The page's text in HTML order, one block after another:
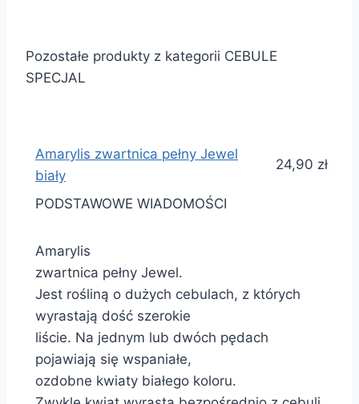
Pozostałe produkty z kategorii CEBULE
SPECJAL
Amarylis zwartnica pełny Jewel
biały
24,90 zł
PODSTAWOWE WIADOMOŚCI
Amarylis
zwartnica pełny Jewel.
Jest rośliną o dużych cebulach, z których
wyrastają dość szerokie
liście. Na jednym lub dwóch pędach
pojawiają się wspaniałe,
ozdobne kwiaty białego koloru.